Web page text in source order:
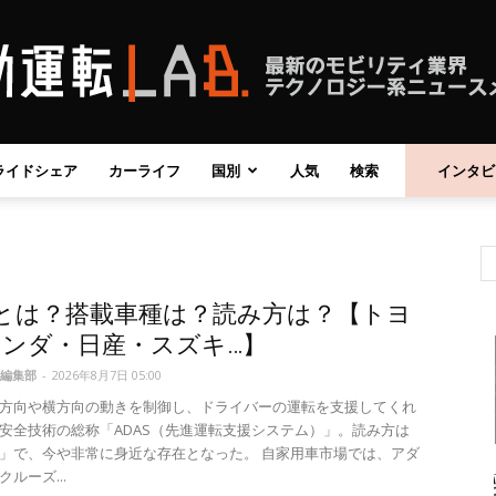
自
動
運
イドシェア カーライフ 国別 人気 検索 インタ
は？搭載車種は？読み方は？【トヨ
ダ・日産・スズキ…】
集部 - 2026年8月7日 05:00
向や横方向の動きを制御し、ドライバーの運転を支援してくれ
全技術の総称「ADAS（先進運転支援システム）」。読み方は
で、今や非常に身近な存在となった。 自家用車市場では、アダ
ルーズ...